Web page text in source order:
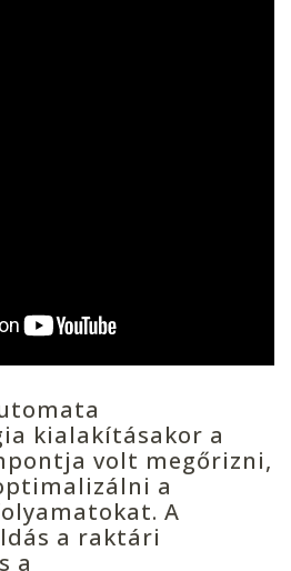
kialakításakor a
volt megőrizni,
a
A
a raktári
a